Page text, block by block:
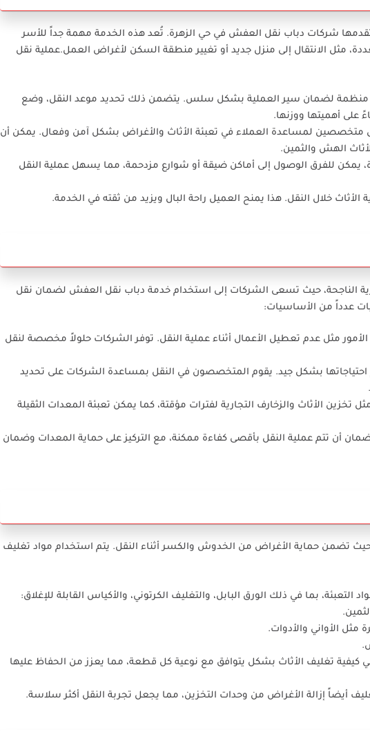
شركات دباب نقل العفش في حي الزهرة. تُعد هذه الخدمة مهمة جداً للأسر
مثل الانتقال إلى منزل جديد أو تغيير منطقة السكن لأغراض العمل.عملية نقل
منظمة لضمان سير العملية بشكل سلس. يتضمن ذلك تحديد موعد النقل، وضع
على أهميتها ووزنها.
متخصصين لمساعدة العملاء في تعبئة الأثاث والأغراض بشكل آمن وفعال. يمكن أن
الهش والثمين.
يمكن للفرق الوصول إلى أماكن ضيقة أو شوارع مزدحمة، مما يسهل عملية النقل
خلال النقل. هذا يمنح العميل راحة البال ويزيد من ثقته في الخدمة.
الناجحة، حيث تسعى الشركات إلى استخدام خدمة دباب نقل العفش لضمان نقل
عدداً من الأساسيات:
مثل عدم تعطيل الأعمال أثناء عملية النقل. توفر الشركات حلولاً مخصصة لنقل
احتياجاتها بشكل جيد. يقوم المتخصصون في النقل بمساعدة الشركات على تحديد
تخزين الأثاث والزخارف التجارية لفترات مؤقتة، كما يمكن تعبئة المعدات الثقيلة
أن تتم عملية النقل بأقصى كفاءة ممكنة، مع التركيز على حماية المعدات وضمان
تضمن حماية الأغراض من الخدوش والكسر أثناء النقل. يتم استخدام مواد تغليف
بما في ذلك الورق البابل، والتغليف الكرتوني، والأكياس القابلة للإغلاق:
مثل الأواني والأدوات.
كيفية تغليف الأثاث بشكل يتوافق مع نوعية كل قطعة، مما يعزز من الحفاظ عليها
أيضاً إزالة الأغراض من وحدات التخزين، مما يجعل تجربة النقل أكثر سلاسة.